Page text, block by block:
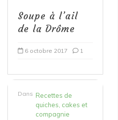
Soupe à l’ail
de la Drôme
6 octobre 2017 1
Dans Recettes de
quiches, cakes et
compagnie